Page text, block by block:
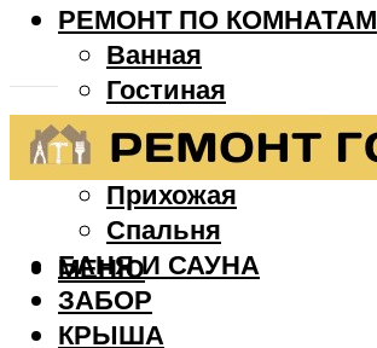
РЕМОНТ ПО КОМНАТАМ
Ванная
Гостиная
Детская
Кухня
Прихожая
Спальня
БАНЯ И САУНА
ЗАБОР
КРЫША
МЕНЮ